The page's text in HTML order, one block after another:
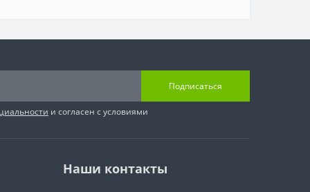
Подписаться
и согласен с условиями
Наши контакты